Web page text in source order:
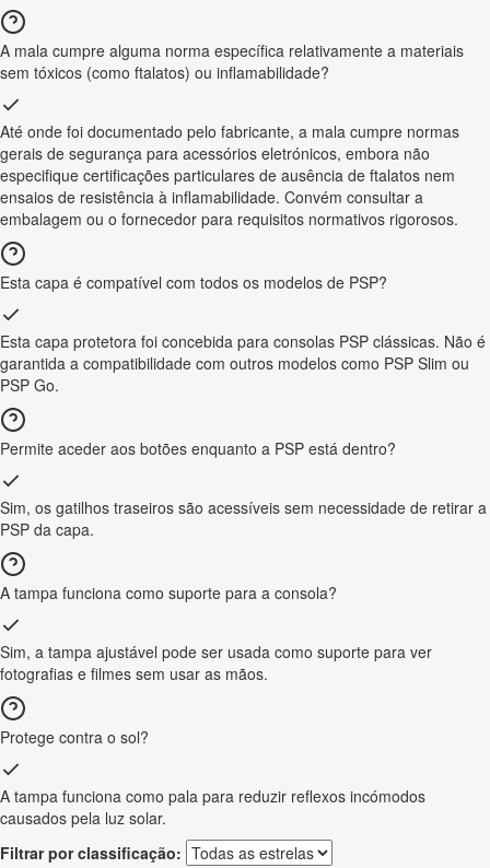
A mala cumpre alguma norma específica relativamente a materiais
sem tóxicos (como ftalatos) ou inflamabilidade?
Até onde foi documentado pelo fabricante, a mala cumpre normas
gerais de segurança para acessórios eletrónicos, embora não
especifique certificações particulares de ausência de ftalatos nem
ensaios de resistência à inflamabilidade. Convém consultar a
embalagem ou o fornecedor para requisitos normativos rigorosos.
Esta capa é compatível com todos os modelos de PSP?
Esta capa protetora foi concebida para consolas PSP clássicas. Não é
garantida a compatibilidade com outros modelos como PSP Slim ou
PSP Go.
Permite aceder aos botões enquanto a PSP está dentro?
Sim, os gatilhos traseiros são acessíveis sem necessidade de retirar a
PSP da capa.
A tampa funciona como suporte para a consola?
Sim, a tampa ajustável pode ser usada como suporte para ver
fotografias e filmes sem usar as mãos.
Protege contra o sol?
A tampa funciona como pala para reduzir reflexos incómodos
causados pela luz solar.
Filtrar por classificação: